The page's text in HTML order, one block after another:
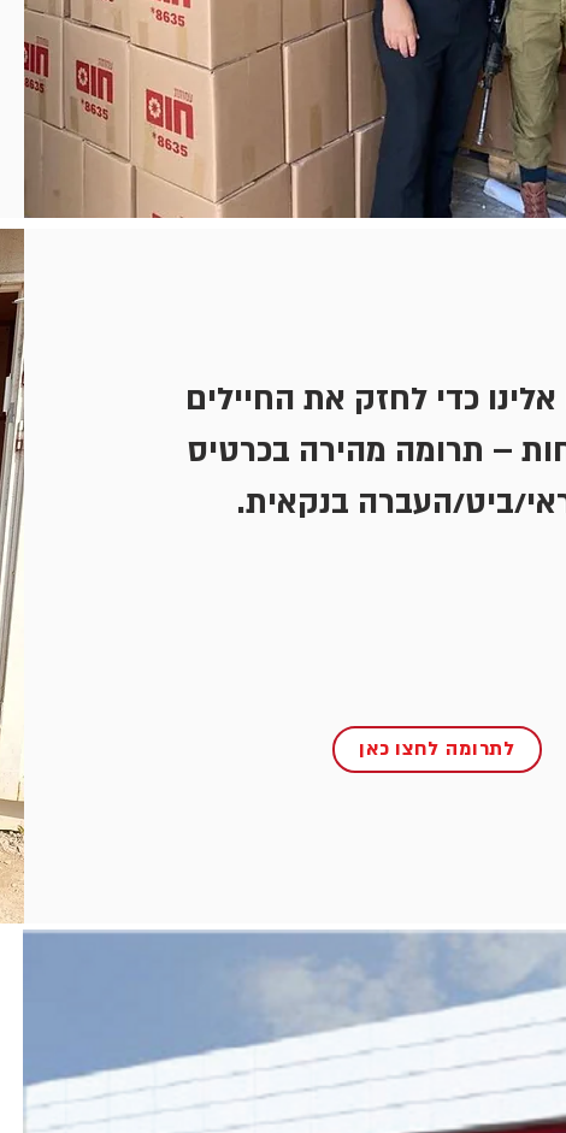
כדי לחזק את החיילים
– תרומה מהירה בכרטיס
ביט/העברה בנקאית.
לתרומה לחצו כאן